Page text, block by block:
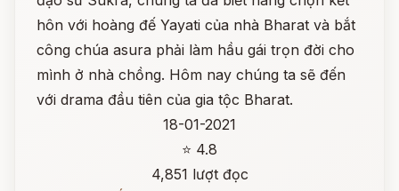
hôn với hoàng đế Yayati của nhà Bharat và bắt
công chúa asura phải làm hầu gái trọn đời cho
mình ở nhà chồng. Hôm nay chúng ta sẽ đến
với drama đầu tiên của gia tộc Bharat.
18-01-2021
⭐ 4.8
4,851 lượt đọc